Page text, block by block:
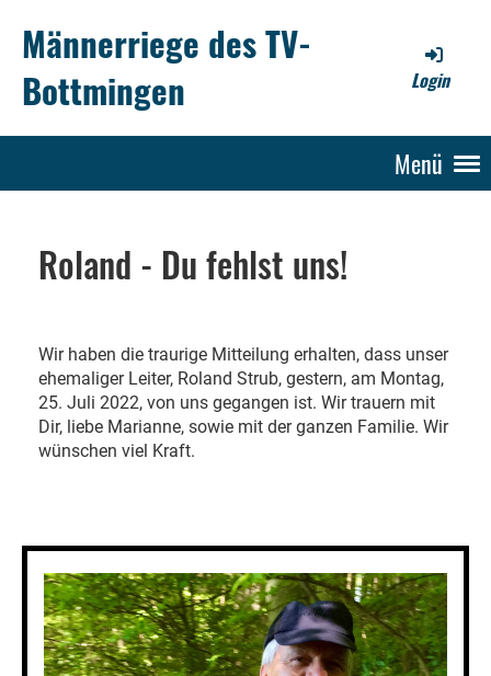
Männerriege des TV-
Bottmingen
Login
Menü
Roland - Du fehlst uns!
Wir haben die traurige Mitteilung erhalten, dass unser
ehemaliger Leiter, Roland Strub, gestern, am Montag,
25. Juli 2022, von uns gegangen ist. Wir trauern mit
Dir, liebe Marianne, sowie mit der ganzen Familie. Wir
wünschen viel Kraft.